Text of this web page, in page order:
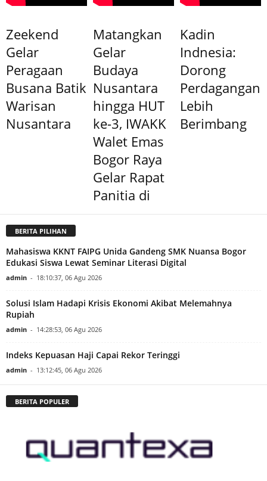
Zeekend
Gelar
Peragaan
Busana Batik
Warisan
Nusantara
Matangkan
Gelar
Budaya
Nusantara
hingga HUT
ke-3, IWAKK
Walet Emas
Bogor Raya
Gelar Rapat
Panitia di
Kadin
Indnesia:
Dorong
Perdagangan
Lebih
Berimbang
BERITA PILIHAN
Mahasiswa KKNT FAIPG Unida Gandeng SMK Nuansa Bogor
Edukasi Siswa Lewat Seminar Literasi Digital
admin - 18:10:37, 06 Agu 2026
Solusi Islam Hadapi Krisis Ekonomi Akibat Melemahnya
Rupiah
admin - 14:28:53, 06 Agu 2026
Indeks Kepuasan Haji Capai Rekor Teringgi
admin - 13:12:45, 06 Agu 2026
BERITA POPULER